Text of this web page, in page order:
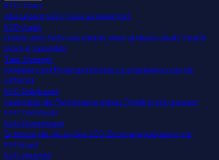
SEO-Tools
Alle unsere SEO-Tools an einem Ort.
SEO-Audit
Crawle jede Seite und erhalte einen globalen Audit Health
Score in Sekunden.
Task Manager
Aufgaben und Projektprioritäten zu organisieren war nie
einfacher.
SEO Dashboard
Analysiere die Performance deines Projekts mit unserem
SEO Dashboard.
SEO-Erweiterung
Entdecke die All-in-One SEO-Browsererweiterung von
SEOcrawl.
SEO-Berichte